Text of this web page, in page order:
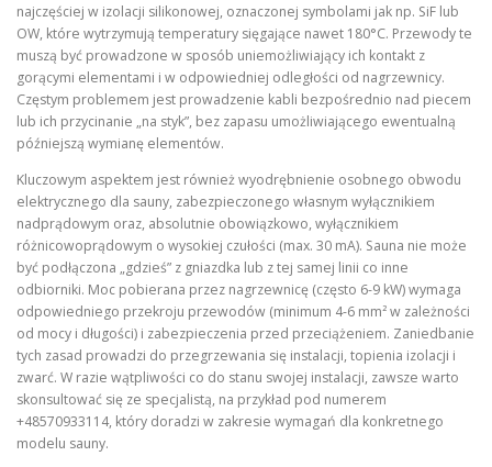
najczęściej w izolacji silikonowej, oznaczonej symbolami jak np. SiF lub
OW, które wytrzymują temperatury sięgające nawet 180°C. Przewody te
muszą być prowadzone w sposób uniemożliwiający ich kontakt z
gorącymi elementami i w odpowiedniej odległości od nagrzewnicy.
Częstym problemem jest prowadzenie kabli bezpośrednio nad piecem
lub ich przycinanie „na styk”, bez zapasu umożliwiającego ewentualną
późniejszą wymianę elementów.
Kluczowym aspektem jest również wyodrębnienie osobnego obwodu
elektrycznego dla sauny, zabezpieczonego własnym wyłącznikiem
nadprądowym oraz, absolutnie obowiązkowo, wyłącznikiem
różnicowoprądowym o wysokiej czułości (max. 30 mA). Sauna nie może
być podłączona „gdzieś” z gniazdka lub z tej samej linii co inne
odbiorniki. Moc pobierana przez nagrzewnicę (często 6-9 kW) wymaga
odpowiedniego przekroju przewodów (minimum 4-6 mm² w zależności
od mocy i długości) i zabezpieczenia przed przeciążeniem. Zaniedbanie
tych zasad prowadzi do przegrzewania się instalacji, topienia izolacji i
zwarć. W razie wątpliwości co do stanu swojej instalacji, zawsze warto
skonsultować się ze specjalistą, na przykład pod numerem
+48570933114, który doradzi w zakresie wymagań dla konkretnego
modelu sauny.